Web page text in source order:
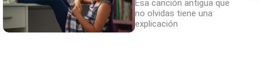
Esa canción antigua que
no olvidas tiene una
explicación